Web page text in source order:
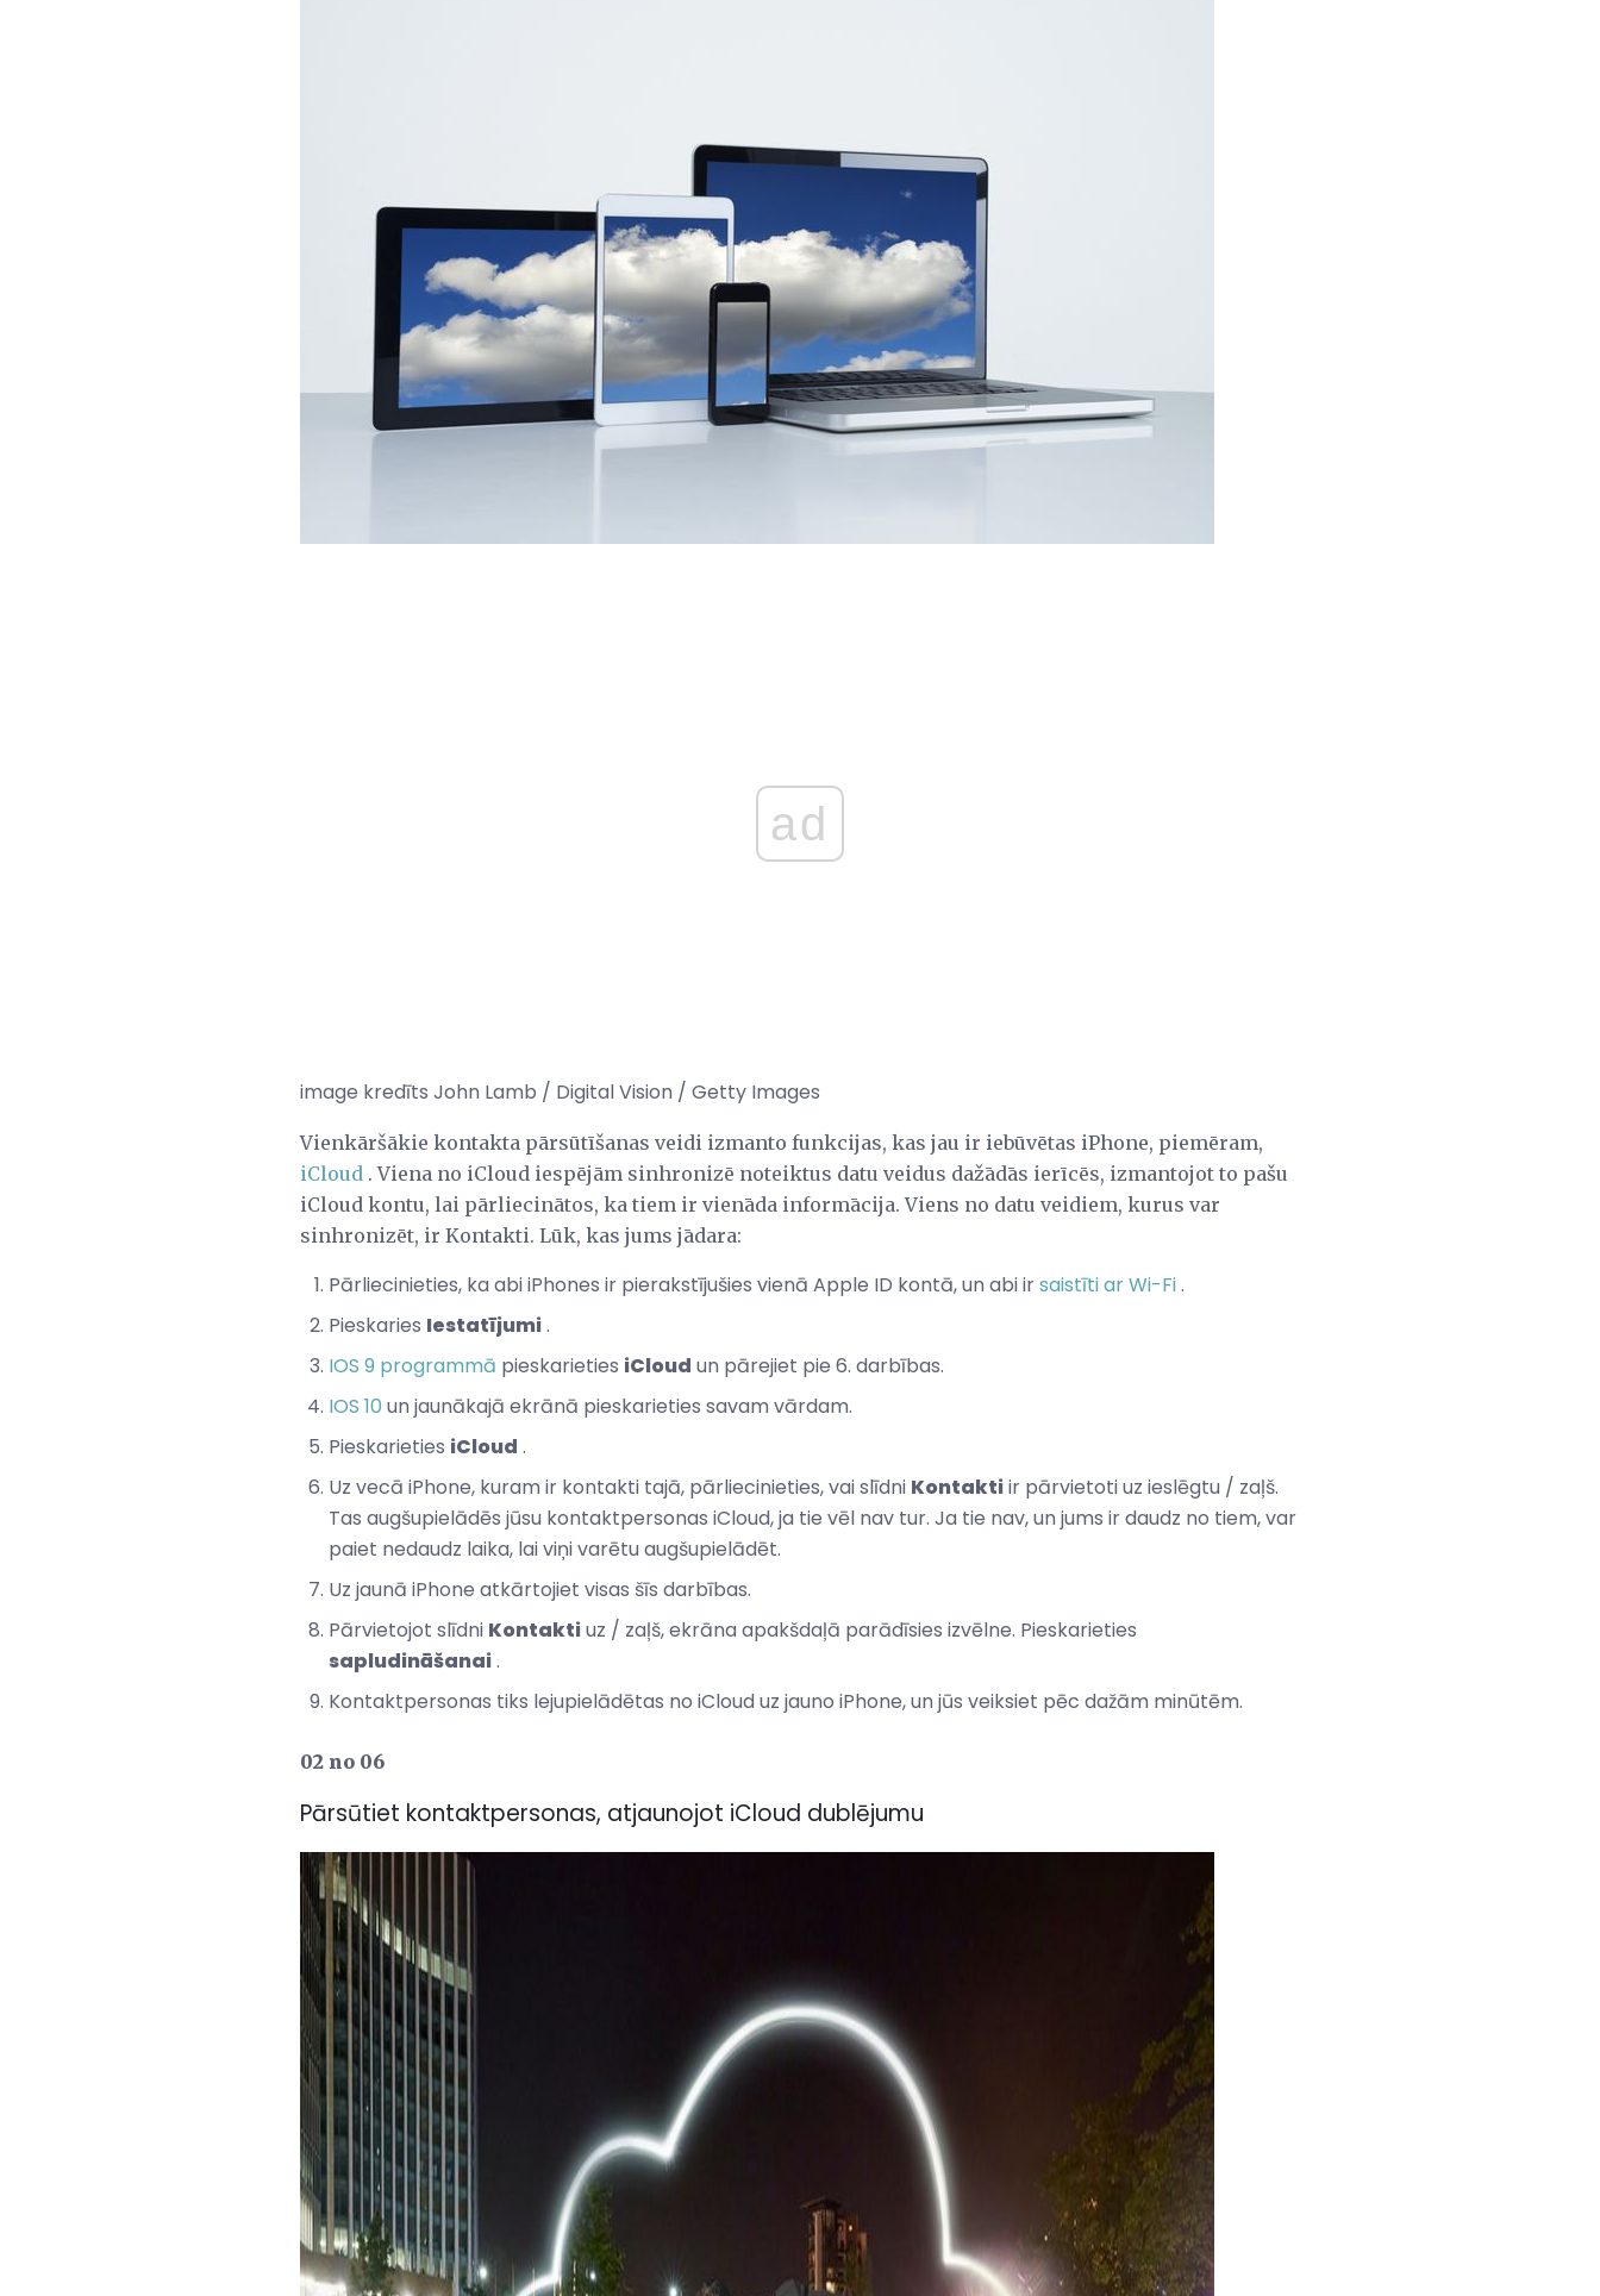
ad
image kredīts John Lamb / Digital Vision / Getty Images
Vienkāršākie kontakta pārsūtīšanas veidi izmanto funkcijas, kas jau ir iebūvētas iPhone, piemēram,
iCloud . Viena no iCloud iespējām sinhronizē noteiktus datu veidus dažādās ierīcēs, izmantojot to pašu
iCloud kontu, lai pārliecinātos, ka tiem ir vienāda informācija. Viens no datu veidiem, kurus var
sinhronizēt, ir Kontakti. Lūk, kas jums jādara:
Pārliecinieties, ka abi iPhones ir pierakstījušies vienā Apple ID kontā, un abi irsaistīti ar Wi-Fi.
Pieskaries Iestatījumi.
IOS 9 programmā pieskarieties iCloud un pārejiet pie 6. darbības.
IOS 10 un jaunākajā ekrānā pieskarieties savam vārdam.
Pieskarieties iCloud .
Uz vecā iPhone, kuram ir kontakti tajā, pārliecinieties, vai slīdni Kontaktiir pārvietoti uz ieslēgtu / zaļš.
Tas augšupielādēs jūsu kontaktpersonas iCloud, ja tie vēl nav tur. Ja tie nav, un jums ir daudz no tiem, var
paiet nedaudz laika, lai viņi varētu augšupielādēt.
Uz jaunā iPhone atkārtojiet visas šīs darbības.
Pārvietojot slīdni Kontaktiuz / zaļš, ekrāna apakšdaļā parādīsies izvēlne. Pieskarieties
sapludināšanai.
Kontaktpersonas tiks lejupielādētas no iCloud uz jauno iPhone, un jūs veiksiet pēc dažām minūtēm.
02 no 06
Pārsūtiet kontaktpersonas, atjaunojot iCloud dublējumu